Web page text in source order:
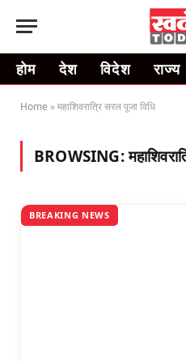
होम देश विदेश राज्य
Home »महाशिवरात्रि सरल पूजा विधि
BROWSING:
BREAKING NEWS